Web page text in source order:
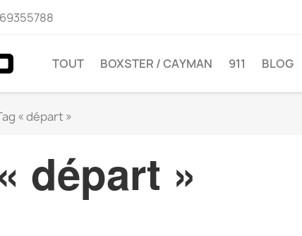
TOUT BOXSTER / CAYMAN 911 BLOG
« départ »
départ »